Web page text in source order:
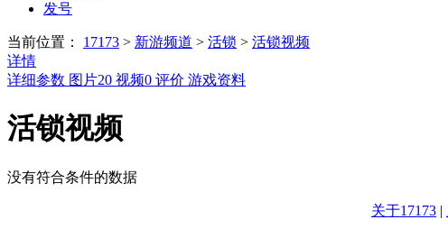
发号
当前位置： 17173 > 新游频道 > 活锁 > 活锁视频
详情
详细参数 图片20 视频0 评价 游戏资料
活锁视频
没有符合条件的数据
关于17173 |